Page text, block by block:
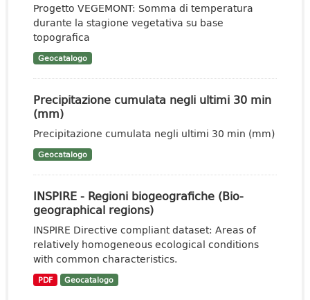
Progetto VEGEMONT: Somma di temperatura
durante la stagione vegetativa su base
topografica
Geocatalogo
Precipitazione cumulata negli ultimi 30 min
(mm)
Precipitazione cumulata negli ultimi 30 min (mm)
Geocatalogo
INSPIRE - Regioni biogeografiche (Bio-
geographical regions)
INSPIRE Directive compliant dataset: Areas of
relatively homogeneous ecological conditions
with common characteristics.
PDF Geocatalogo